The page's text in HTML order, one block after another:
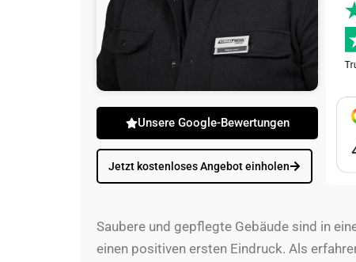
Unsere Google-Bewertungen
Jetzt kostenloses Angebot einholen
Saubere und gepflegte Gebäude sind in
einen positiven ersten Eindruck. Als